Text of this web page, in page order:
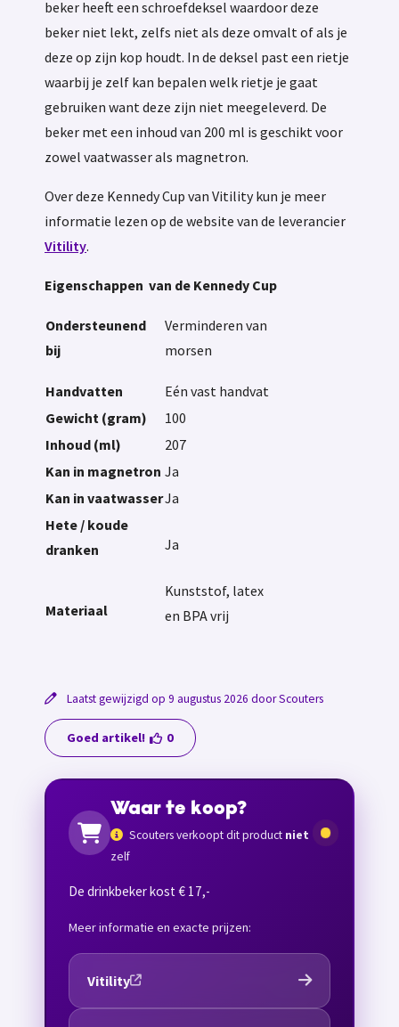
beker heeft een schroefdeksel waardoor deze
beker niet lekt, zelfs niet als deze omvalt of als je
deze op zijn kop houdt. In de deksel past een rietje
waarbij je zelf kan bepalen welk rietje je gaat
gebruiken want deze zijn niet meegeleverd. De
beker met een inhoud van 200 ml is geschikt voor
zowel vaatwasser als magnetron.
Over deze Kennedy Cup van Vitility kun je meer
informatie lezen op de website van de leverancier
Vitility.
Eigenschappen van de Kennedy Cup
Ondersteunend
bij
Verminderen van
morsen
Handvatten
Eén vast handvat
Gewicht (gram)
100
Inhoud (ml)
207
Kan in magnetron Ja
Kan in vaatwasserJa
Hete / koude
dranken
Ja
Materiaal
Kunststof, latex
en BPA vrij
Laatst gewijzigd op 9 augustus 2026 door Scouters
Goed artikel! 0
Waar te koop?
Scouters verkoopt dit product niet
zelf
De drinkbeker kost € 17,-
Meer informatie en exacte prijzen:
Vitility